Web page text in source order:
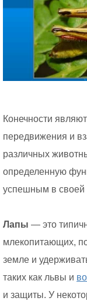
Конечности
передвижения и
различных
определенную
успешным в своей
Лапы — это
млекопитающих,
земле и
таких как львы и
и защиты. У